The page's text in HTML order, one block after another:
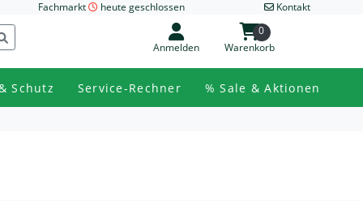
Fachmarkt heute geschlossen Kontakt
Anmelden Warenkorb
0
Schutz Service-Rechner % Sale & Aktionen